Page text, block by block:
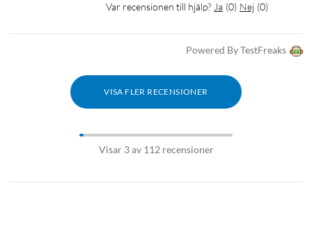
Var recensionen till hjälp? Ja (0) Nej (0)
Powered By TestFreaks
VISA FLER RECENSIONER
Visar 3 av 112 recensioner